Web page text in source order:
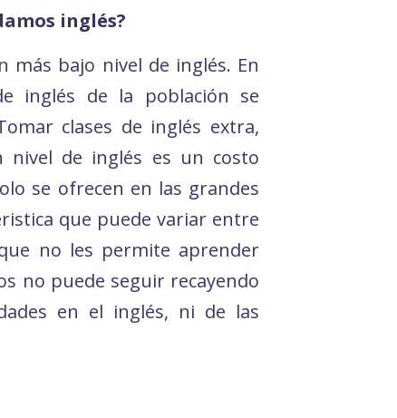
inglés?
más bajo nivel de inglés. En
inglés de la población se
clases de inglés extra,
de inglés es un costo
se ofrecen en las grandes
que puede variar entre
no les permite aprender
no puede seguir recayendo
en el inglés, ni de las